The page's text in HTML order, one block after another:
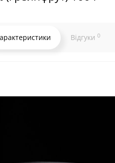
Відгуки 0